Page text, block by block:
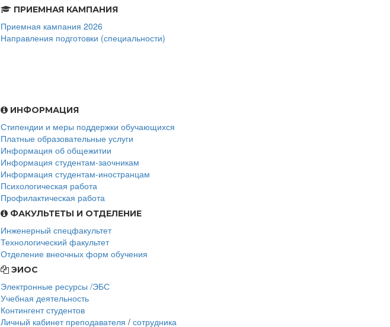
ПРИЕМНАЯ КАМПАНИЯ
Приемная кампания 2026
Направления подготовки (специальности)
ИНФОРМАЦИЯ
Стипендии и меры поддержки обучающихся
Платные образовательные услуги
Информация об общежитии
Информация студентам-заочникам
Информация студентам-иностранцам
Психологическая работа
Профилактическая работа
ФАКУЛЬТЕТЫ И ОТДЕЛЕНИЕ
Инженерный спецфакультет
Технологический факультет
Отделение внеочных форм обучения
ЭИОС
Электронные ресурсы /ЭБС
Учебная деятельность
Контингент студентов
Личный кабинет преподавателя / сотрудника